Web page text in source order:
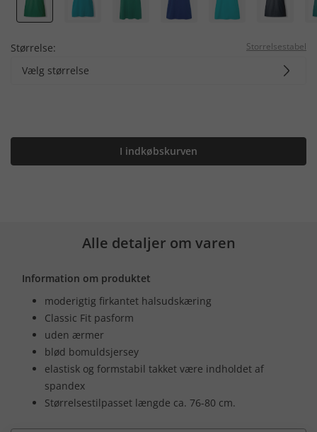
Størrelse: Storrelsestabel
Vælg størrelse
I indkøbskurven
Alle detaljer om varen
Information om produktet
moderigtig firkantet halsudskæring
Classic Fit pasform
uden ærmer
blød bomuldsjersey
elastisk og formstabil takket være indholdet af
spandex
Størrelsestilpasset længde ca. 76-80 cm.